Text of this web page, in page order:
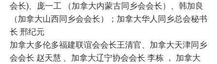
会长)、庞一工 （加拿大内蒙古同乡会会长）、韩加良
（加拿大山西同乡会会长）；加拿大华人同乡总会秘书
长 邢纪元
加拿大多伦多福建联谊会会长王清官、加拿大天津同乡
会会长 赵天慧 、加拿大辽宁协会会长 李栋 ， 加拿大